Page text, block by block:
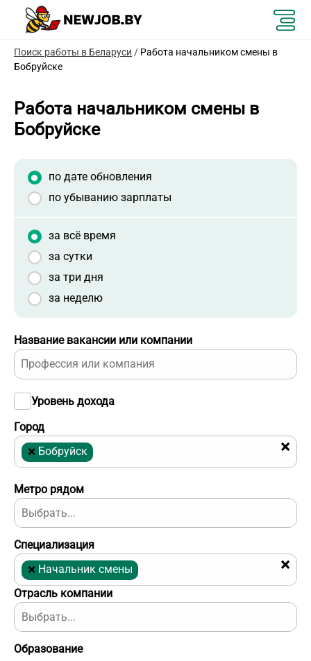
Поиск работы в Беларуси / Работа начальником смены в
Бобруйске
Работа начальником смены в
Бобруйске
Отрасль компании
Название вакансии или компании
Город
×
× Бобруйск
Уровень дохода
Образование
Метро рядом
по дате обновления
по убыванию зарплаты
за всё время
за сутки
за три дня
за неделю
Специализация
×
× Начальник смены